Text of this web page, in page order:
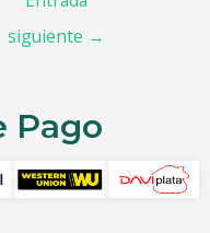
siguiente →
Pago